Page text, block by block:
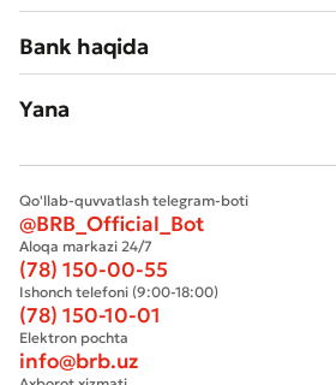
* Barcha maydonlar to'ldirilishi shart
Bank haqida
Yana
Qo'llab-quvvatlash telegram-boti
@BRB_Official_Bot
Aloqa markazi 24/7
(78) 150-00-55
Ishonch telefoni (9:00-18:00)
(78) 150-10-01
Elektron pochta
info@brb.uz